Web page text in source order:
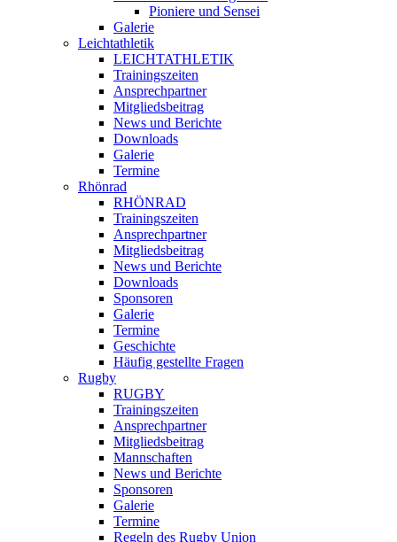
Pioniere und Sensei
Galerie
Leichtathletik
LEICHTATHLETIK
Trainingszeiten
Ansprechpartner
Mitgliedsbeitrag
News und Berichte
Downloads
Galerie
Termine
Rhönrad
RHÖNRAD
Trainingszeiten
Ansprechpartner
Mitgliedsbeitrag
News und Berichte
Downloads
Sponsoren
Galerie
Termine
Geschichte
Häufig gestellte Fragen
Rugby
RUGBY
Trainingszeiten
Ansprechpartner
Mitgliedsbeitrag
Mannschaften
News und Berichte
Sponsoren
Galerie
Termine
Regeln des Rugby Union